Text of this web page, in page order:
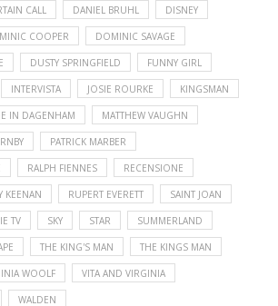
CALL DANIEL BRUHL DISNEY
COOPER DOMINIC SAVAGE
DUSTY SPRINGFIELD FUNNY GIRL
INTERVISTA JOSIE ROURKE KINGSMAN
IN DAGENHAM MATTHEW VAUGHN
PATRICK MARBER
RALPH FIENNES RECENSIONE
KEENAN RUPERT EVERETT SAINT JOAN
TV SKY STAR SUMMERLAND
THE KING'S MAN THE KINGS MAN
WOOLF VITA AND VIRGINIA
WALDEN